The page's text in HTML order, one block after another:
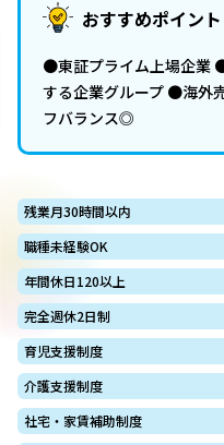
おすすめポイント
●東証プライム上場企業
する企業グループ ●海外
フバランス◎
残業月30時間以内
職種未経験OK
年間休日120以上
完全週休2日制
育児支援制度
介護支援制度
社宅・家賃補助制度